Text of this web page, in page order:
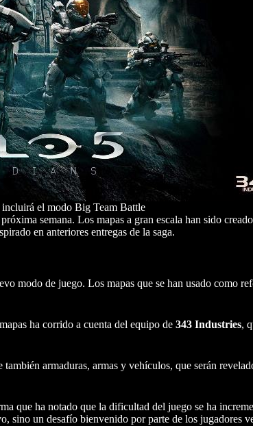
el modo Big Team Battle
semana. Los mapas a gran escala han sido
en anteriores entregas de la saga.
modo de juego. Los mapas que se han usado como
ha corrido a cuenta del equipo de 343 Industries,
armaduras, armas y vehículos, que serán
que ha notado que la dificultad del juego se ha
sino un desafío bienvenido por parte de los jugadores